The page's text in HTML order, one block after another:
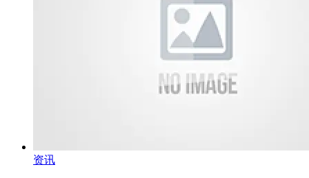
资讯